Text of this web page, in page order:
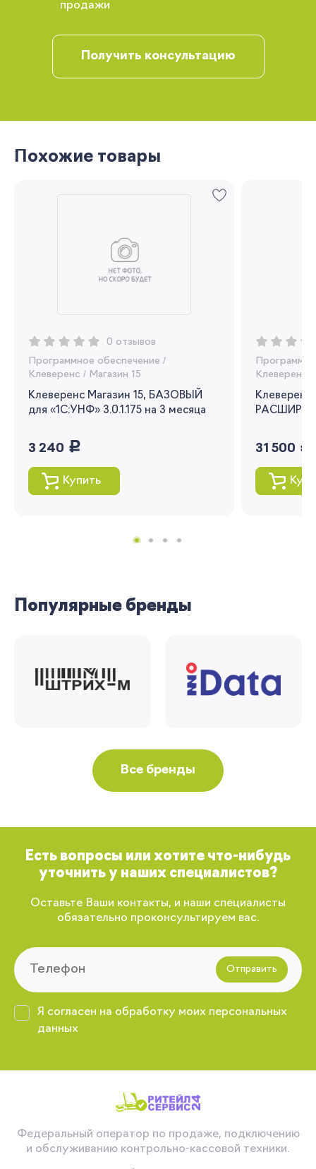
продажи
Получить консультацию
Похожие товары
0 отзывов
Программное обеспечение /
Клеверенс / Магазин 15
Клеверенс Магазин 15, БАЗОВЫЙ
для «1С:УНФ» 3.0.1.175 на 3 месяца
3 240 руб.
Купить
Клеверенс
31 500 руб.
Популярные бренды
Все бренды
Есть вопросы или хотите что-нибудь
уточнить у наших специалистов?
Оставьте Ваши контакты, и наши специалисты
обязательно проконсультируем вас.
Отправить
Я согласен на обработку моих персональных
данных
Федеральный оператор по продаже, подключению
и обслуживанию контрольно-кассовой техники.
Я согласен на обработку моих
персональных данных
Вы сможете отслеживать статус своих
заказов и получать индивидуальные
рекомендации